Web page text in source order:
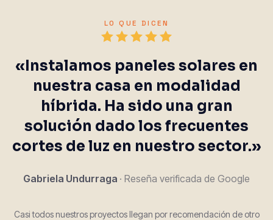
LO QUE DICEN
«Instalamos paneles solares en
nuestra casa en modalidad
híbrida. Ha sido una gran
solución dado los frecuentes
cortes de luz en nuestro sector.»
Gabriela Undurraga · Reseña verificada de Google
Casi todos nuestros proyectos llegan por recomendación de otro